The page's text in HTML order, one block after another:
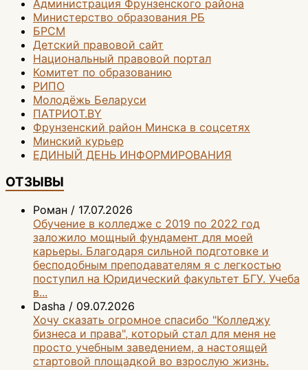
Администрация Фрунзенского района
Министерство образования РБ
БРСМ
Детский правовой сайт
Национальный правовой портал
Комитет по образованию
РИПО
Молодёжь Беларуси
ПАТРИОТ.BY
Фрунзенский район Минска в соцсетях
Минский курьер
ЕДИНЫЙ ДЕНЬ ИНФОРМИРОВАНИЯ
ОТЗЫВЫ
Роман / 17.07.2026
Обучение в колледже с 2019 по 2022 год
заложило мощный фундамент для моей
карьеры. Благодаря сильной подготовке и
бесподобным преподавателям я с легкостью
поступил на Юридический факультет БГУ. Учеба
в...
Dasha / 09.07.2026
Хочу сказать огромное спасибо "Колледжу
бизнеса и права", который стал для меня не
просто учебным заведением, а настоящей
стартовой площадкой во взрослую жизнь.